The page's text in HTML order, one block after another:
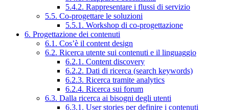
5.4.2. Rappresentare i flussi di servizio
5.5. Co-progettare le soluzioni
5.5.1. Workshop di co-progettazione
6. Progettazione dei contenuti
6.1. Cos’è il content design
6.2. Ricerca utente sui contenuti e il linguaggio
6.2.1. Content discovery
6.2.2. Dati di ricerca (search keywords)
6.2.3. Ricerca tramite analytics
6.2.4. Ricerca sui forum
6.3. Dalla ricerca ai bisogni degli utenti
6.3.1. User stories per definire i contenuti